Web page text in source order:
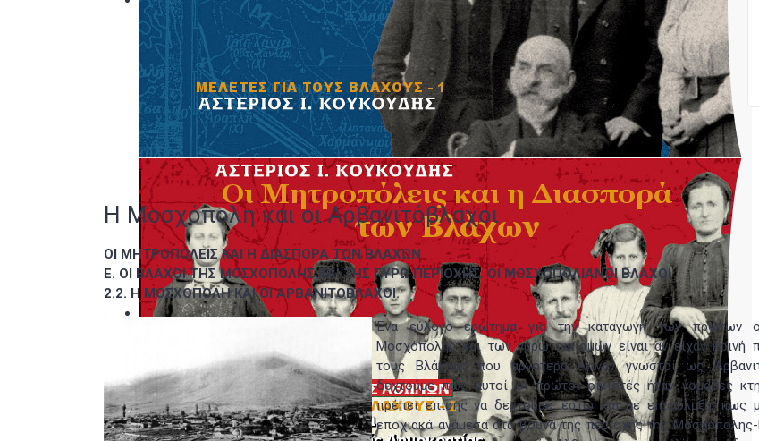
Η Μοσχόπολη και οι Αρβανιτόβλαχοι
ΟΙ ΜΗΤΡΟΠΟΛΕΙΣ ΚΑΙ Η ΔΙΑΣΠΟΡΑ ΤΩΝ ΒΛΑΧΩΝ
Ε. OI BΛΑΧΟΙ ΤΗΣ ΜΟΣΧΟΠΟΛΗΣ ΚΑΙ ΤΗΣ ΓΥΡΩ ΠΕΡΙΟΧΗΣ.ΟΙ ΜΟΣΧΟΠΟΛΙΑΝΟΙ ΒΛΑΧΟΙ
2.2. Η ΜΟΣΧΟΠΟΛΗ ΚΑΙ ΟΙ ΑΡΒΑΝΙΤΟΒΛΑΧΟΙ.
Ένα εύλογο ερώτημα για την καταγωγή των πρώτων
Μοσχόπολης και των γύρω οικισμών είναι αν είχαν κοινή
τους Βλάχους που αργότερα έγιναν γνωστοί ως
δεχτούμε πως αυτοί οι πρώτοι οικιστές ήταν νομάδες
πρέπει επίσης να δεχτούμε, έστω και με επιφύλαξη, πως
εποχιακά ανάμεσα στα βουνά της περιοχής της Μοσχόπολης-